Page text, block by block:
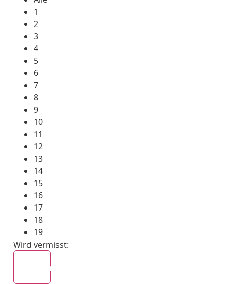
1
2
3
4
5
6
7
8
9
10
11
12
13
14
15
16
17
18
19
Wird vermisst: